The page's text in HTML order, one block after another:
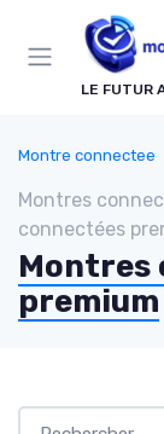
LE FUTUR
Montre connectee
Montres
connectées
Montres
premium
Panneau de